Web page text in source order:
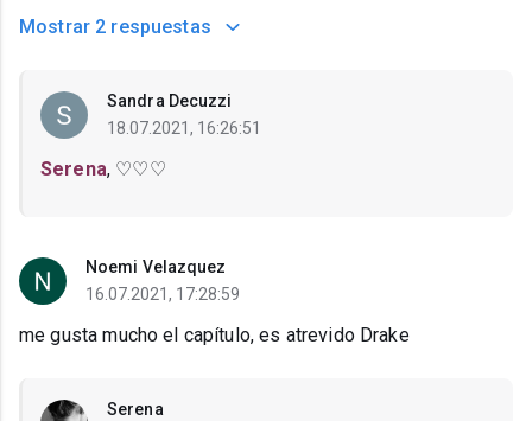
Mostrar 2 respuestas
Sandra Decuzzi
18.07.2021, 16:26:51
Serena, ♡♡♡
Noemi Velazquez
16.07.2021, 17:28:59
me gusta mucho el capítulo, es atrevido Drake
Serena